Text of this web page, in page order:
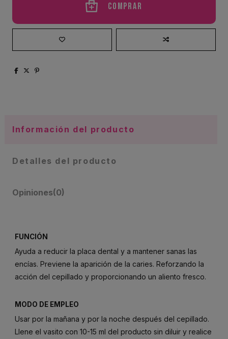
Comprar
Información del producto
Detalles del producto
Opiniones(0)
FUNCIÓN
Ayuda a reducir la placa dental y a mantener sanas las
encías. Previene la aparición de la caries. Reforzando la
acción del cepillado y proporcionando un aliento fresco.
MODO DE EMPLEO
Usar por la mañana y por la noche después del cepillado.
Llene el vasito con 10-15 ml del producto sin diluir y realice